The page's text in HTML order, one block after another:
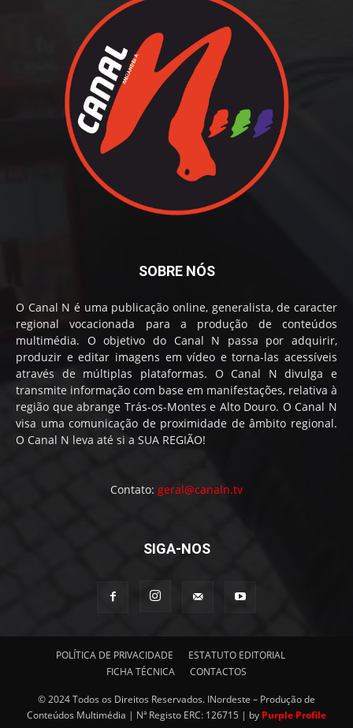
SOBRE NÓS
O Canal N é uma publicação online, generalista, de caracter
regional vocacionada para a produção de conteúdos
multimédia. O objetivo do Canal N passa por adquirir,
produzir e editar imagens em vídeo e torna-las acessíveis
através de múltiplas plataformas. O Canal N divulga e
transmite informação com base em manifestações, relativa à
região que abrange Trás-os-Montes e Alto Douro. O Canal N
visa uma comunicação de proximidade de âmbito regional.
O Canal N leva até si a SUA REGIÃO!
Contato: geral@canaln.tv
SIGA-NOS
POLÍTICA DE PRIVACIDADE
ESTATUTO EDITORIAL
FICHA TÉCNICA
CONTACTOS
© 2024 Todos os Direitos Reservados. INordeste – Produção de
Conteúdos Multimédia | Nª Registo ERC: 126715 | by Purple Profile